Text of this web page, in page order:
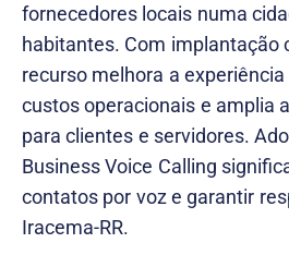
fornecedores locais numa
habitantes. Com implantação
recurso melhora a
custos operacionais e amplia
para clientes e servidores.
Business Voice Calling
contatos por voz e garantir
Iracema-RR.